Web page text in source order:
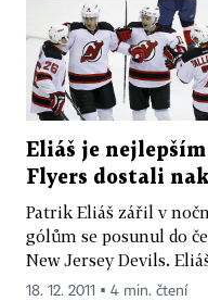
Eliáš je
Flyers dostali
Patrik Eliáš zářil v
gólům se posunul do
New Jersey Devils.
18. 12. 2011 ▪ 4 min. čtení